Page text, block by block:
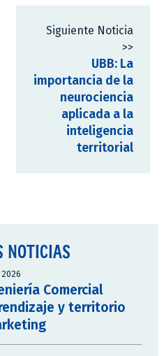
Siguiente Noticia
>>
UBB: La
importancia de la
neurociencia
aplicada a la
inteligencia
territorial
NOTICIAS
Comercial
y territorio